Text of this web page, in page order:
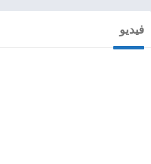
فيديو